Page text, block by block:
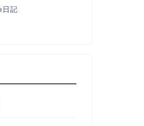
日記